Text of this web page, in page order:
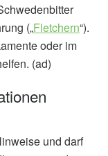
(„Fletchern“).
oder im
(ad)
und darf